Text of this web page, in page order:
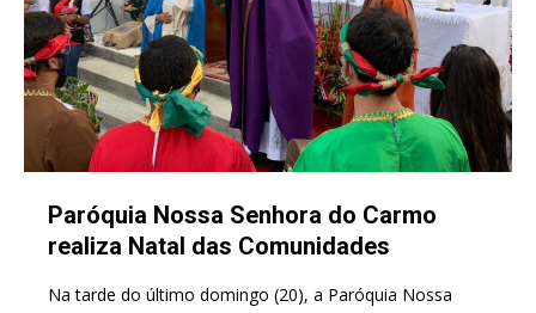
Paróquia Nossa Senhora do Carmo
realiza Natal das Comunidades
Na tarde do último domingo (20), a Paróquia Nossa